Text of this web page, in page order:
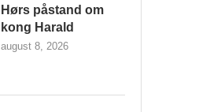
Hørs påstand om
kong Harald
august 8, 2026